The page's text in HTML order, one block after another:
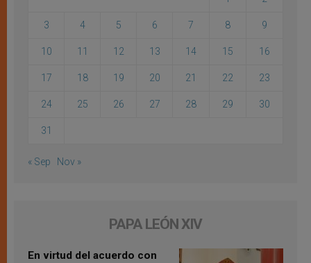
3 4 5 6 7 8 9
10 11 12 13 14 15 16
17 18 19 20 21 22 23
24 25 26 27 28 29 30
31
« Sep Nov »
PAPA LEÓN XIV
En virtud del acuerdo con